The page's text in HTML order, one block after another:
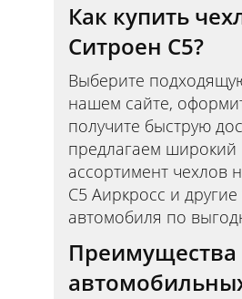
Как купить
Ситроен С5?
Выберите
нашем сайте,
получите быструю
предлагаем широкий
ассортимент чехлов
С5 Аиркросс и
автомобиля по